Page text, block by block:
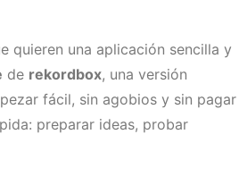
quieren una aplicación sencilla y
de rekordbox, una versión
fácil, sin agobios y sin pagar
preparar ideas, probar